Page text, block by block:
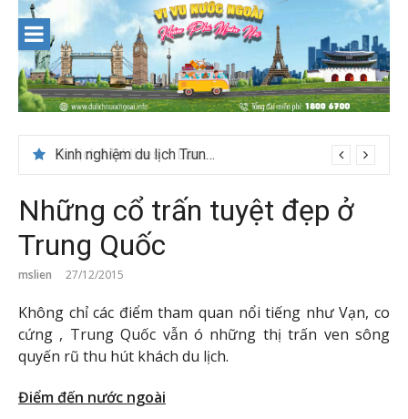
content
Du lịch Maldives – Lần đầu nên đi đâu, chơi gì?
Những cổ trấn tuyệt đẹp ở
Trung Quốc
mslien 27/12/2015
Không chỉ các điểm tham quan nổi tiếng như Vạn, co
cứng , Trung Quốc vẫn ó những thị trấn ven sông
quyến rũ thu hút khách du lịch.
Điểm đến nước ngoài